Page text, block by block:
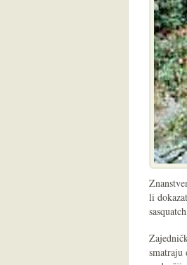
li
smatraju